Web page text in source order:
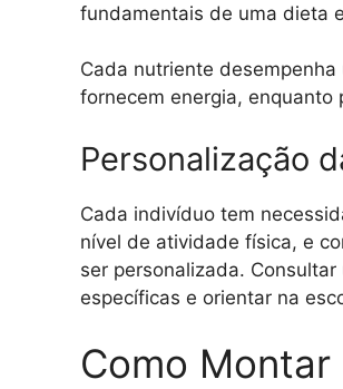
fundamentais de uma dieta
Cada nutriente
fornecem energia, enquanto
Personalização
Cada indivíduo tem
nível de atividade física, e
ser personalizada.
específicas e orientar na
Como Montar